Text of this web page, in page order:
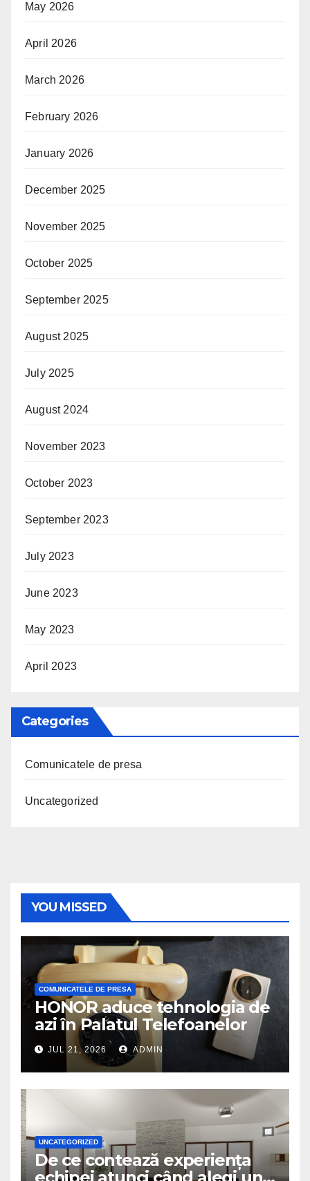
May 2026
April 2026
March 2026
February 2026
January 2026
December 2025
November 2025
October 2025
September 2025
August 2025
July 2025
August 2024
November 2023
October 2023
September 2023
July 2023
June 2023
May 2023
April 2023
Categories
Comunicatele de presa
Uncategorized
YOU MISSED
COMUNICATELE DE PRESA
HONOR aduce tehnologia de
azi în Palatul Telefoanelor
JUL 21, 2026 ADMIN
UNCATEGORIZED
De ce contează experiența